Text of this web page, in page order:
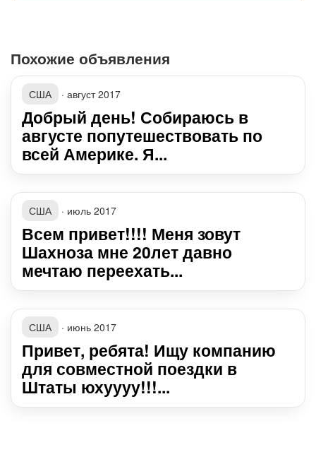
Похожие объявления
США · август 2017
Добрый день! Собираюсь в
августе попутешествовать по
всей Америке. Я...
США · июль 2017
Всем привет!!!! Меня зовут
Шахноза мне 20лет давно
мечтаю переехать...
США · июнь 2017
Привет, ребята! Ищу компанию
для совместной поездки в
Штаты юхуууу!!!...